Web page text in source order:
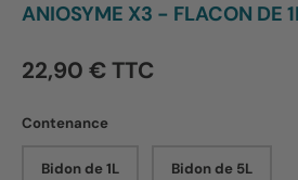
ANIOSYME X3 - FLACON DE
22,90 € TTC
Contenance
Bidon de 1L Bidon de 5L